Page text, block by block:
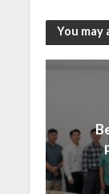
You may